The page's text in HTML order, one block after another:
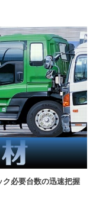
ク必要台数の迅速把握